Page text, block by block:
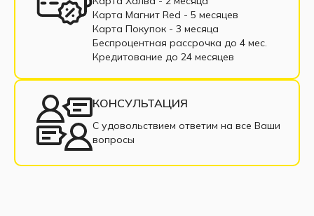
Диваны в рассрочку
Недорогие диваны
Прямые диваны
Раскладные диваны
Диваны из рогожки
Диваны из велюра
Современные диваны
Диваны с нишей для белья
Карта Магнит Red - 5 месяцев
Карта Покупок - 3 месяца
Беспроцентная рассрочка до 4 мес.
Кредитование до 24 месяцев
КОНСУЛЬТАЦИЯ
С удовольствием ответим на все Ваши
вопросы